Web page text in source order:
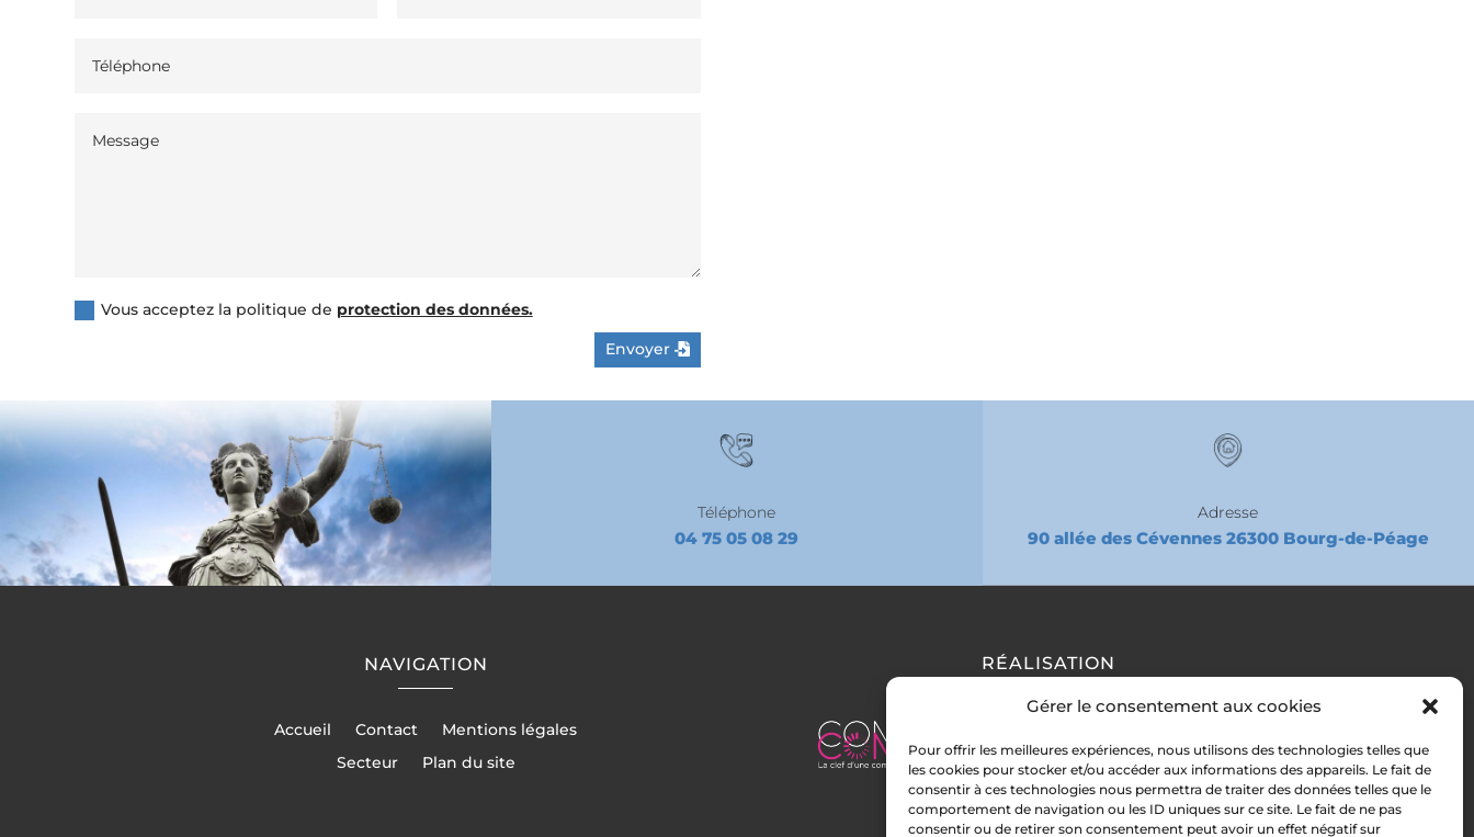
Gérer le consentement aux cookies
Pour offrir les meilleures expériences, nous utilisons des technologies telles que
les cookies pour stocker et/ou accéder aux informations des appareils. Le fait de
consentir à ces technologies nous permettra de traiter des données telles que le
comportement de navigation ou les ID uniques sur ce site. Le fait de ne pas
consentir ou de retirer son consentement peut avoir un effet négatif sur
Vous acceptez la politique de protection des données.
Envoyer
Téléphone
04 75 05 08 29
Adresse
90 allée des Cévennes 26300 Bourg-de-Péage
NAVIGATION
Accueil Contact
Mentions légales
Secteur
Plan du site
RÉALISATION